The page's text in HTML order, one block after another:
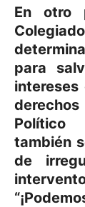
En otro
para
intereses
Político
también
de